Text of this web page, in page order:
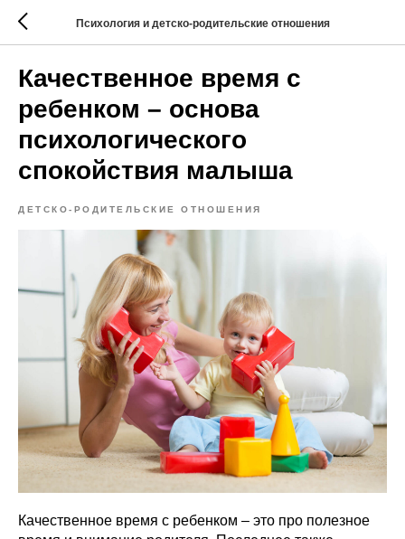
Психология и детско-родительские отношения
Качественное время с
ребенком – основа
психологического
спокойствия малыша
ДЕТСКО-РОДИТЕЛЬСКИЕ ОТНОШЕНИЯ
Качественное время с ребенком – это про полезное